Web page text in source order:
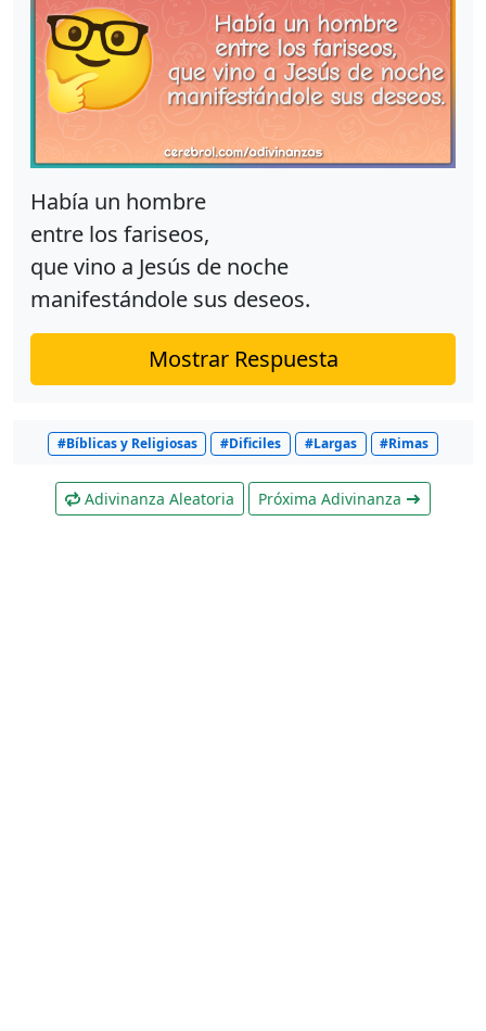
Había un hombre
entre los fariseos,
que vino a Jesús de noche
manifestándole sus deseos.
Mostrar Respuesta
#Bíblicas y Religiosas #Dificiles #Largas #Rimas
Adivinanza Aleatoria Próxima Adivinanza